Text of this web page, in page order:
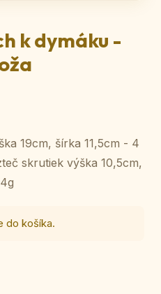
k dymáku -
19cm, šírka 11,5cm - 4
skrutiek výška 10,5cm,
do košíka.